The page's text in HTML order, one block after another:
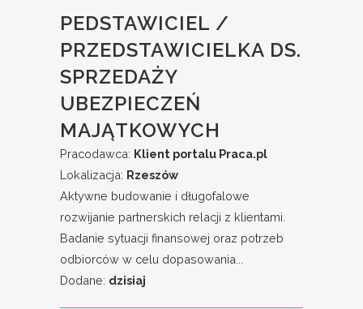
PEDSTAWICIEL /
PRZEDSTAWICIELKA DS.
SPRZEDAŻY
UBEZPIECZEŃ
MAJĄTKOWYCH
Pracodawca: Klient portalu Praca.pl
Lokalizacja: Rzeszów
Aktywne budowanie i długofalowe
rozwijanie partnerskich relacji z klientami.
Badanie sytuacji finansowej oraz potrzeb
odbiorców w celu dopasowania...
Dodane: dzisiaj